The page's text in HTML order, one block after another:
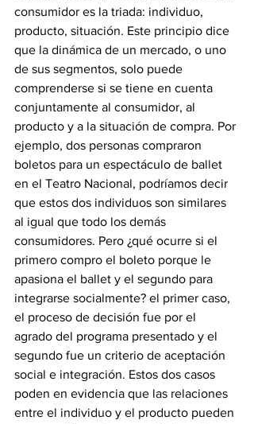
consumidor es la triada: individuo,
producto, situación. Este principio dice
que la dinámica de un mercado, o uno
de sus segmentos, solo puede
comprenderse si se tiene en cuenta
conjuntamente al consumidor, al
producto y a la situación de compra. Por
ejemplo, dos personas compraron
boletos para un espectáculo de ballet
en el Teatro Nacional, podríamos decir
que estos dos individuos son similares
al igual que todo los demás
consumidores. Pero ¿qué ocurre si el
primero compro el boleto porque le
apasiona el ballet y el segundo para
integrarse socialmente? el primer caso,
el proceso de decisión fue por el
agrado del programa presentado y el
segundo fue un criterio de aceptación
social e integración. Estos dos casos
poden en evidencia que las relaciones
entre el individuo y el producto pueden